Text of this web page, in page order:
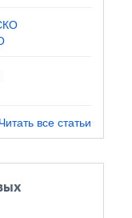
Читать все статьи